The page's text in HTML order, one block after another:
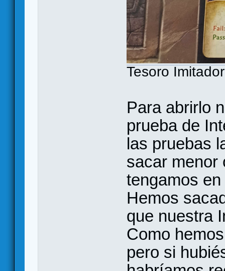
Tesoro Imitador
Para abrirlo
prueba de
las pruebas
sacar menor
tengamos
Hemos
que nuestra
Como
pero si